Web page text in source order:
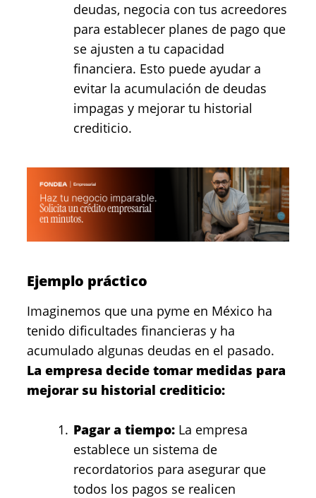
deudas, negocia con tus acreedores
para establecer planes de pago que
se ajusten a tu capacidad
financiera. Esto puede ayudar a
evitar la acumulación de deudas
impagas y mejorar tu historial
crediticio.
Ejemplo práctico
Imaginemos que una pyme en México ha
tenido dificultades financieras y ha
acumulado algunas deudas en el pasado.
La empresa decide tomar medidas para
mejorar su historial crediticio:
Pagar a tiempo: La empresa
establece un sistema de
recordatorios para asegurar que
todos los pagos se realicen